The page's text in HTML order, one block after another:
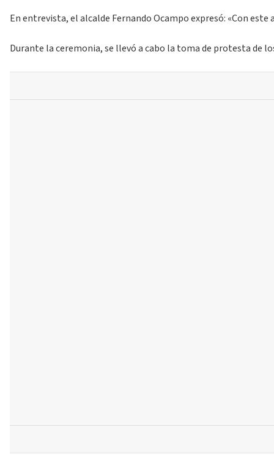
En entrevista, el alcalde Fernando Ocampo expresó: «Con
Durante la ceremonia, se llevó a cabo la toma de protesta de